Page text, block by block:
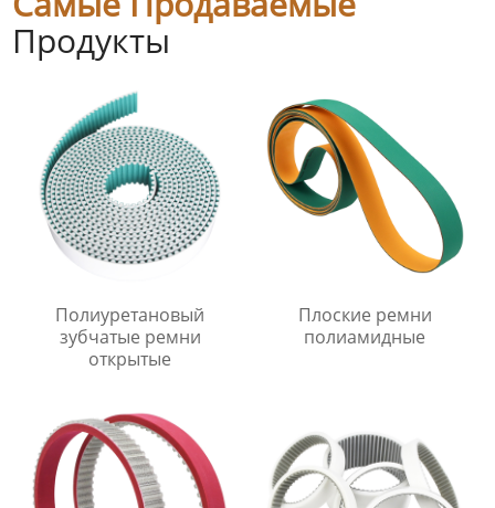
Продукты
Полиуретановый
зубчатые ремни
открытые
Плоские ремни
полиамидные